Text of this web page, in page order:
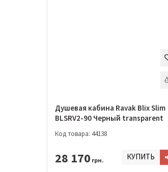
Душевая кабина Ravak Blix Slim
BLSRV2-90 Черный transparent
Код товара: 44138
28 170 грн. КУПИТЬ